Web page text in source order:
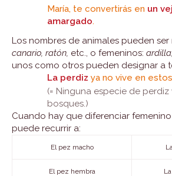
María, te convertirás en un
amargado.
Los nombres de animales pueden ser
canario, ratón, etc., o femeninos:
unos como otros pueden designar a
La perdiz ya no vive en
(= Ninguna especie de perdiz
bosques.)
Cuando hay que diferenciar
puede recurrir a:
El pez macho
El pez hembra